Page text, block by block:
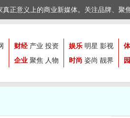
正意义上的商业新媒体。关注品牌、聚
财经 产业 投资
企业 聚焦 人物
娱乐 明星 影视
时尚 姿尚 靓界